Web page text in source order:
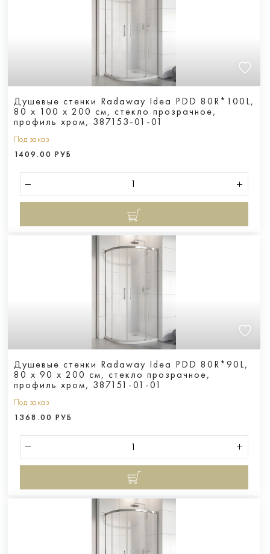
Душевые стенки Radaway Idea PDD 80R*100L,
80 х 100 х 200 см, стекло прозрачное,
профиль хром, 387153-01-01
Под заказ
1409.00 РУБ
Душевые стенки Radaway Idea PDD 80R*90L,
80 х 90 х 200 см, стекло прозрачное,
профиль хром, 387151-01-01
Под заказ
1368.00 РУБ